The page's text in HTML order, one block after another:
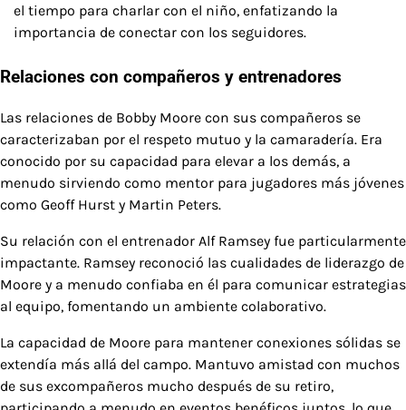
el tiempo para charlar con el niño, enfatizando la
importancia de conectar con los seguidores.
Relaciones con compañeros y entrenadores
Las relaciones de Bobby Moore con sus compañeros se
caracterizaban por el respeto mutuo y la camaradería. Era
conocido por su capacidad para elevar a los demás, a
menudo sirviendo como mentor para jugadores más jóvenes
como Geoff Hurst y Martin Peters.
Su relación con el entrenador Alf Ramsey fue particularmente
impactante. Ramsey reconoció las cualidades de liderazgo de
Moore y a menudo confiaba en él para comunicar estrategias
al equipo, fomentando un ambiente colaborativo.
La capacidad de Moore para mantener conexiones sólidas se
extendía más allá del campo. Mantuvo amistad con muchos
de sus excompañeros mucho después de su retiro,